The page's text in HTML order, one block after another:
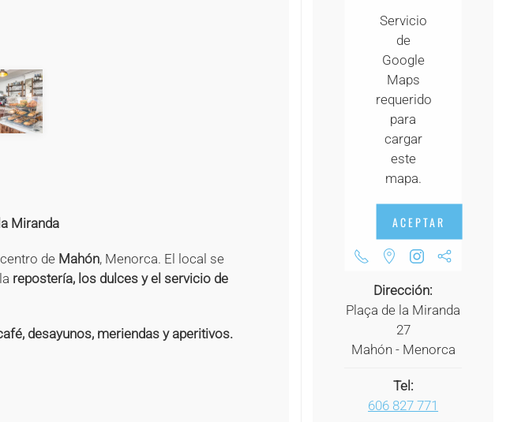
Miranda
de Mahón, Menorca. El local se
repostería, los dulces y el servicio de
desayunos, meriendas y aperitivos.
Servicio
de
Google
Maps
requerido
para
cargar
este
mapa.
ACEPTAR
Dirección:
Plaça de la Miranda
27
Mahón - Menorca
Tel:
606 827 771